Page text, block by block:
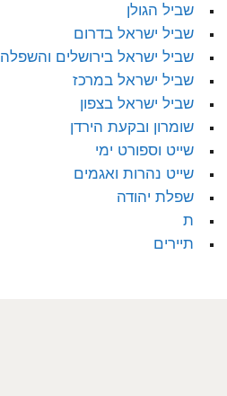
שביל הגולן
שביל ישראל בדרום
שביל ישראל בירושלים והשפלה
שביל ישראל במרכז
שביל ישראל בצפון
שומרון ובקעת הירדן
שייט וספורט ימי
שייט נהרות ואגמים
שפלת יהודה
ת
תיירים